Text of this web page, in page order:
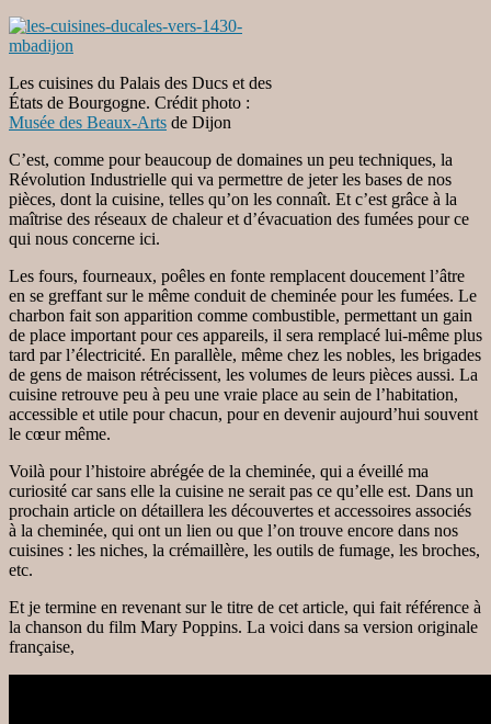
Les cuisines du Palais des Ducs et des
États de Bourgogne. Crédit photo :
Musée des Beaux-Arts de Dijon
C’est, comme pour beaucoup de domaines un peu techniques, la
Révolution Industrielle qui va permettre de jeter les bases de nos
pièces, dont la cuisine, telles qu’on les connaît. Et c’est grâce à la
maîtrise des réseaux de chaleur et d’évacuation des fumées pour ce
qui nous concerne ici.
Les fours, fourneaux, poêles en fonte remplacent doucement l’âtre
en se greffant sur le même conduit de cheminée pour les fumées. Le
charbon fait son apparition comme combustible, permettant un gain
de place important pour ces appareils, il sera remplacé lui-même plus
tard par l’électricité. En parallèle, même chez les nobles, les brigades
de gens de maison rétrécissent, les volumes de leurs pièces aussi. La
cuisine retrouve peu à peu une vraie place au sein de l’habitation,
accessible et utile pour chacun, pour en devenir aujourd’hui souvent
le cœur même.
Voilà pour l’histoire abrégée de la cheminée, qui a éveillé ma
curiosité car sans elle la cuisine ne serait pas ce qu’elle est. Dans un
prochain article on détaillera les découvertes et accessoires associés
à la cheminée, qui ont un lien ou que l’on trouve encore dans nos
cuisines : les niches, la crémaillère, les outils de fumage, les broches,
etc.
Et je termine en revenant sur le titre de cet article, qui fait référence à
la chanson du film Mary Poppins. La voici dans sa version originale
française,